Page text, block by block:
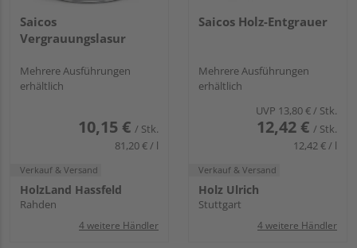
Saicos
Vergrauungslasur
Mehrere Ausführungen
erhältlich
10,15 € / Stk.
81,20 € / l
Verkauf & Versand
HolzLand Hassfeld
Rahden
4 weitere Händler
Saicos Holz-Entgrauer
Mehrere Ausführungen
erhältlich
UVP 13,80 € / Stk.
12,42 € / Stk.
12,42 € / l
Verkauf & Versand
Holz Ulrich
Stuttgart
4 weitere Händler